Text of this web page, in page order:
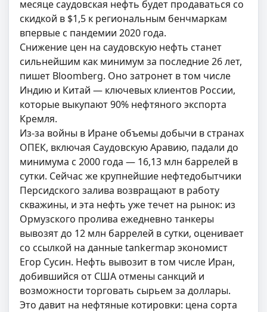
месяце саудовская нефть будет продаваться со
скидкой в $1,5 к региональным бенчмаркам
впервые с пандемии 2020 года.
Снижение цен на саудовскую нефть станет
сильнейшим как минимум за последние 26 лет,
пишет Bloomberg. Оно затронет в том числе
Индию и Китай — ключевых клиентов России,
которые выкупают 90% нефтяного экспорта
Кремля.
Из-за войны в Иране объемы добычи в странах
ОПЕК, включая Саудовскую Аравию, падали до
минимума с 2000 года — 16,13 млн баррелей в
сутки. Сейчас же крупнейшие нефтедобытчики
Персидского залива возвращают в работу
скважины, и эта нефть уже течет на рынок: из
Ормузского пролива ежедневно танкеры
вывозят до 12 млн баррелей в сутки, оценивает
со ссылкой на данные tankermap экономист
Егор Сусин. Нефть вывозит в том числе Иран,
добившийся от США отмены санкций и
возможности торговать сырьем за доллары.
Это давит на нефтяные котировки: цена сорта